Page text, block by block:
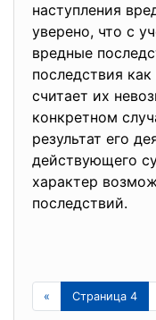
наступления
уверено, что с
вредные
последствия
считает их
конкретном
результат его
действующего
характер
последствий.
« Страница 4